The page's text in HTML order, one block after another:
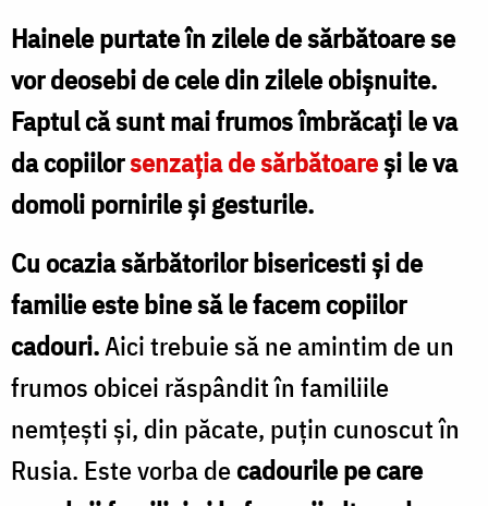
Hainele purtate în zilele de sărbătoare se
vor deosebi de cele din zilele obişnuite.
Faptul că sunt mai frumos îmbrăcaţi le va
da copiilorsenzaţia de sărbătoareşi le va
domoli pornirile şi gesturile.
Cu ocazia sărbătorilor bisericesti şi de
familie este bine să le facem copiilor
cadouri.Aici trebuie să ne amintim de un
frumos obicei răspândit în familiile
nemţeşti şi, din păcate, puţin cunoscut în
Rusia. Este vorba decadourile pe care